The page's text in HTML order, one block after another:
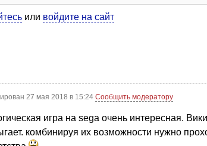
или войдите на сайт
27 мая 2018 в 15:24Сообщить модератору
игра на sega очень интересная.
комбинируя их возможности нужно